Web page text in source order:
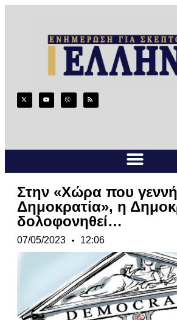
Στην «Χώρα που
Δημοκρατία», η
δολοφονηθεί…
07/05/2023 12:06